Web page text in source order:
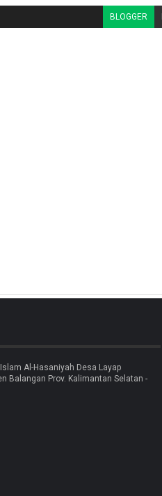
BLOGGER
Al-Hasaniyah Desa Layap
Balangan Prov. Kalimantan Selatan -